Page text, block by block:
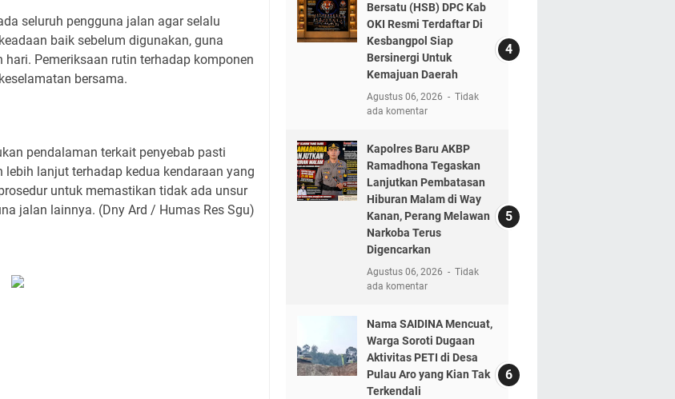
seluruh pengguna jalan agar selalu
baik sebelum digunakan, guna
Pemeriksaan rutin terhadap komponen
bersama.
pendalaman terkait penyebab pasti
lanjut terhadap kedua kendaraan yang
untuk memastikan tidak ada unsur
jalan lainnya. (Dny Ard / Humas Res Sgu)
Bersatu (HSB) DPC Kab
OKI Resmi Terdaftar Di
Kesbangpol Siap
Bersinergi Untuk
Kemajuan Daerah
Agustus 06, 2026
Tidak
ada komentar
Kapolres Baru AKBP
Ramadhona Tegaskan
Lanjutkan Pembatasan
Hiburan Malam di Way
Kanan, Perang Melawan
Narkoba Terus
Digencarkan
Agustus 06, 2026
Tidak
ada komentar
Nama SAIDINA Mencuat,
Warga Soroti Dugaan
Aktivitas PETI di Desa
Pulau Aro yang Kian Tak
Terkendali